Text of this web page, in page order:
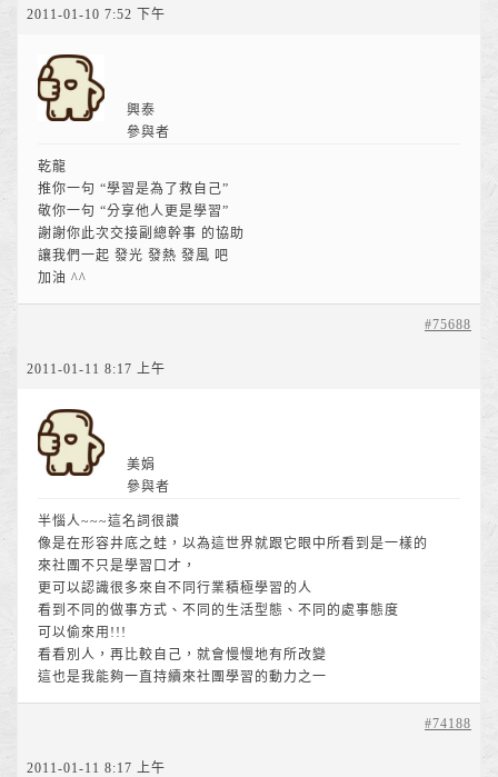
2011-01-10 7:52 下午
興泰
參與者
乾龍
推你一句 “學習是為了救自己”
敬你一句 “分享他人更是學習”
謝謝你此次交接副總幹事 的協助
讓我們一起 發光 發熱 發風 吧
加油 ^^
2011-01-11 8:17 上午
#75688
美娟
參與者
半惱人~~~這名詞很讚
像是在形容井底之蛙，以為這世界就跟它眼中所看到是一樣的
來社團不只是學習口才，
更可以認識很多來自不同行業積極學習的人
看到不同的做事方式、不同的生活型態、不同的處事態度
可以偷來用!!!
看看別人，再比較自己，就會慢慢地有所改變
這也是我能夠一直持續來社團學習的動力之一
2011-01-11 8:17 上午
#74188